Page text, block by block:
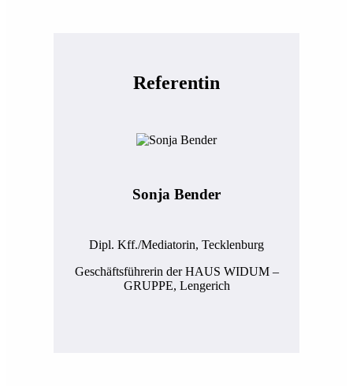
Referentin
Sonja Bender
Dipl. Kff./Mediatorin, Tecklenburg
Geschäftsführerin der HAUS WIDUM –
GRUPPE, Lengerich